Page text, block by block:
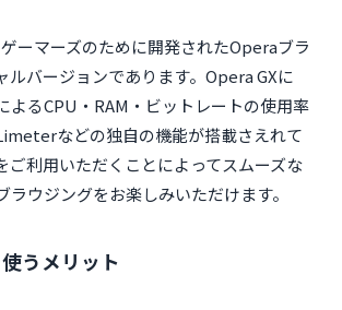
ーマーズのために開発されたOperaブラ
ルバージョンであります。Opera GXに
よるCPU・RAM・ビットレートの使用率
などの独自の機能が搭載さえれて
ご利用いただくことによってスムーズな
ラウジングをお楽しみいただけます。
うメリット